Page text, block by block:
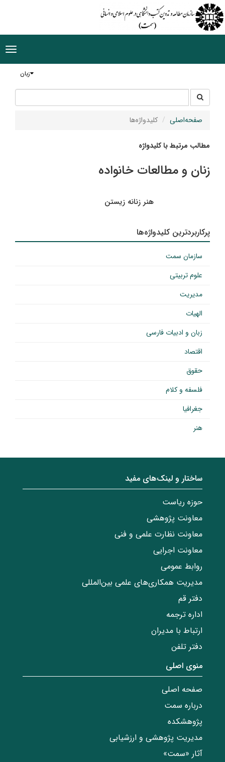
زبان
جستجو
در
سایت
صفحه‌اصلی کلیدواژه‌ها
مطالب مرتبط با کلیدواژه
زنان و مطالعات خانواده
هنر زنانه زیستن
پرکاربردترین کلیدواژه‌ها
سازمان سمت
علوم تربیتی
مدیریت
الهیات
زبان و ادبیات فارسی
اقتصاد
حقوق
فلسفه و کلام
جغرافیا
هنر
ساختار‌‌ و‌‌ لینک‌های مفید
حوزه ریاست
معاونت پژوهشی
معاونت نظارت علمی و فنی
معاونت اجرایی
روابط عمومی
مدیریت همکاری‌های علمی بین‌المللی
دفتر قم
اداره ترجمه
ارتباط با مدیران
دفتر تلفن
منوی اصلی
صفحه اصلی
درباره سمت
پژوهشکده
مدیریت پژوهشی و ارزشیابی
آثار «سمت»